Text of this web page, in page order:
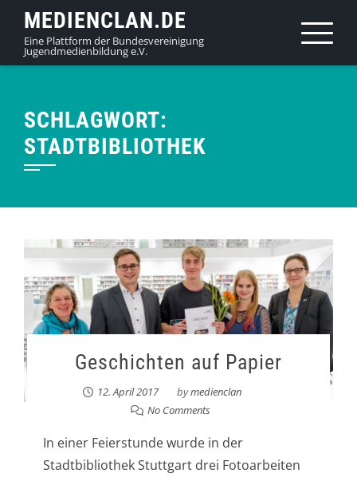
content
MEDIENCLAN.DE
Eine Plattform der Bundesvereinigung
Jugendmedienbildung e.V.
SCHLAGWORT:
STADTBIBLIOTHEK
Geschichten auf Papier
12. April 2017 bymedienclan
No Comments
In einer Feierstunde wurde in der
Stadtbibliothek Stuttgart drei Fotoarbeiten